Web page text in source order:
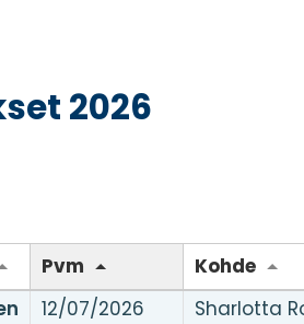
2026
Pvm Kohde
12/07/2026 Sharlotta